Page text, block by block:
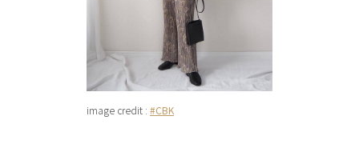
image credit : #CBK